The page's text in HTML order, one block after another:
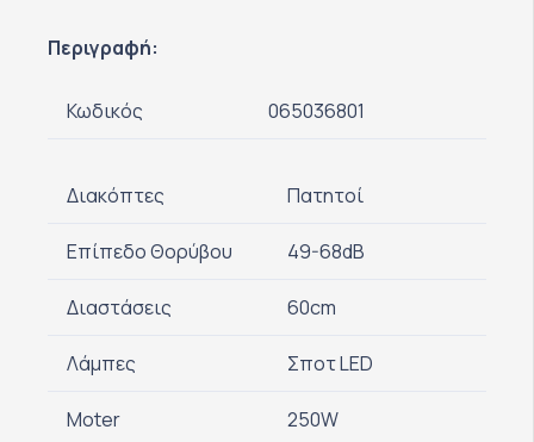
Περιγραφή:
Κωδικός 065036801
Διακόπτες Πατητοί
Επίπεδο Θορύβου 49-68dB
Διαστάσεις 60cm
Λάμπες Σποτ LED
Moter 250W